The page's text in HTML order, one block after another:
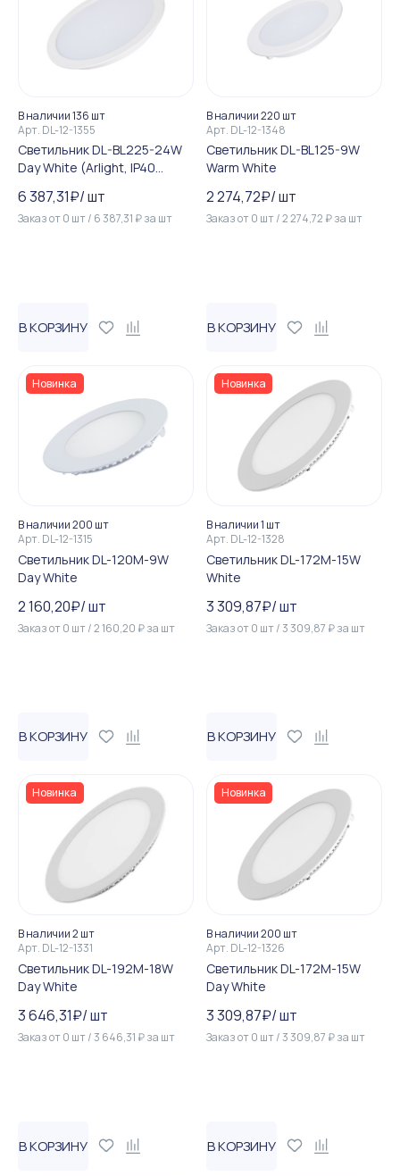
В наличии 136 шт
Арт. DL-12-1355
Светильник DL-BL225-24W
Day White (Arlight, IP40
6 387,31₽/шт
Заказ от0 шт/ 6 387,31 ₽за шт
В КОРЗИНУ
В наличии 220 шт
Арт. DL-12-1348
Светильник DL-BL125-9W
Warm White
2 274,72₽/шт
Заказ от0 шт/2 274,72 ₽за шт
В КОРЗИНУ
Новинка
В наличии 200 шт
Арт. DL-12-1315
Светильник DL-120M-9W
Day White
2 160,20₽/шт
Заказ от0 шт/2 160,20 ₽за шт
В КОРЗИНУ
Новинка
В наличии 1 шт
Арт. DL-12-1328
Светильник DL-172M-15W
White
3 309,87₽/шт
Заказ от0 шт/3 309,87 ₽за шт
В КОРЗИНУ
Новинка
В наличии 2 шт
Арт. DL-12-1331
Светильник DL-192M-18W
Day White
3 646,31₽/шт
Заказ от0 шт/3 646,31 ₽за шт
В КОРЗИНУ
Новинка
В наличии 200 шт
Арт. DL-12-1326
Светильник DL-172M-15W
Day White
3 309,87₽/шт
Заказ от0 шт/3 309,87 ₽за шт
В КОРЗИНУ